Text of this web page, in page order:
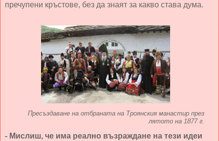
пречупени кръстове, без да знаят за какво става дума.
Пресъздаване на отбраната на Троянския манастир през
лятото на 1877 г.
- Мислиш, че има реално възраждане на тези идеи